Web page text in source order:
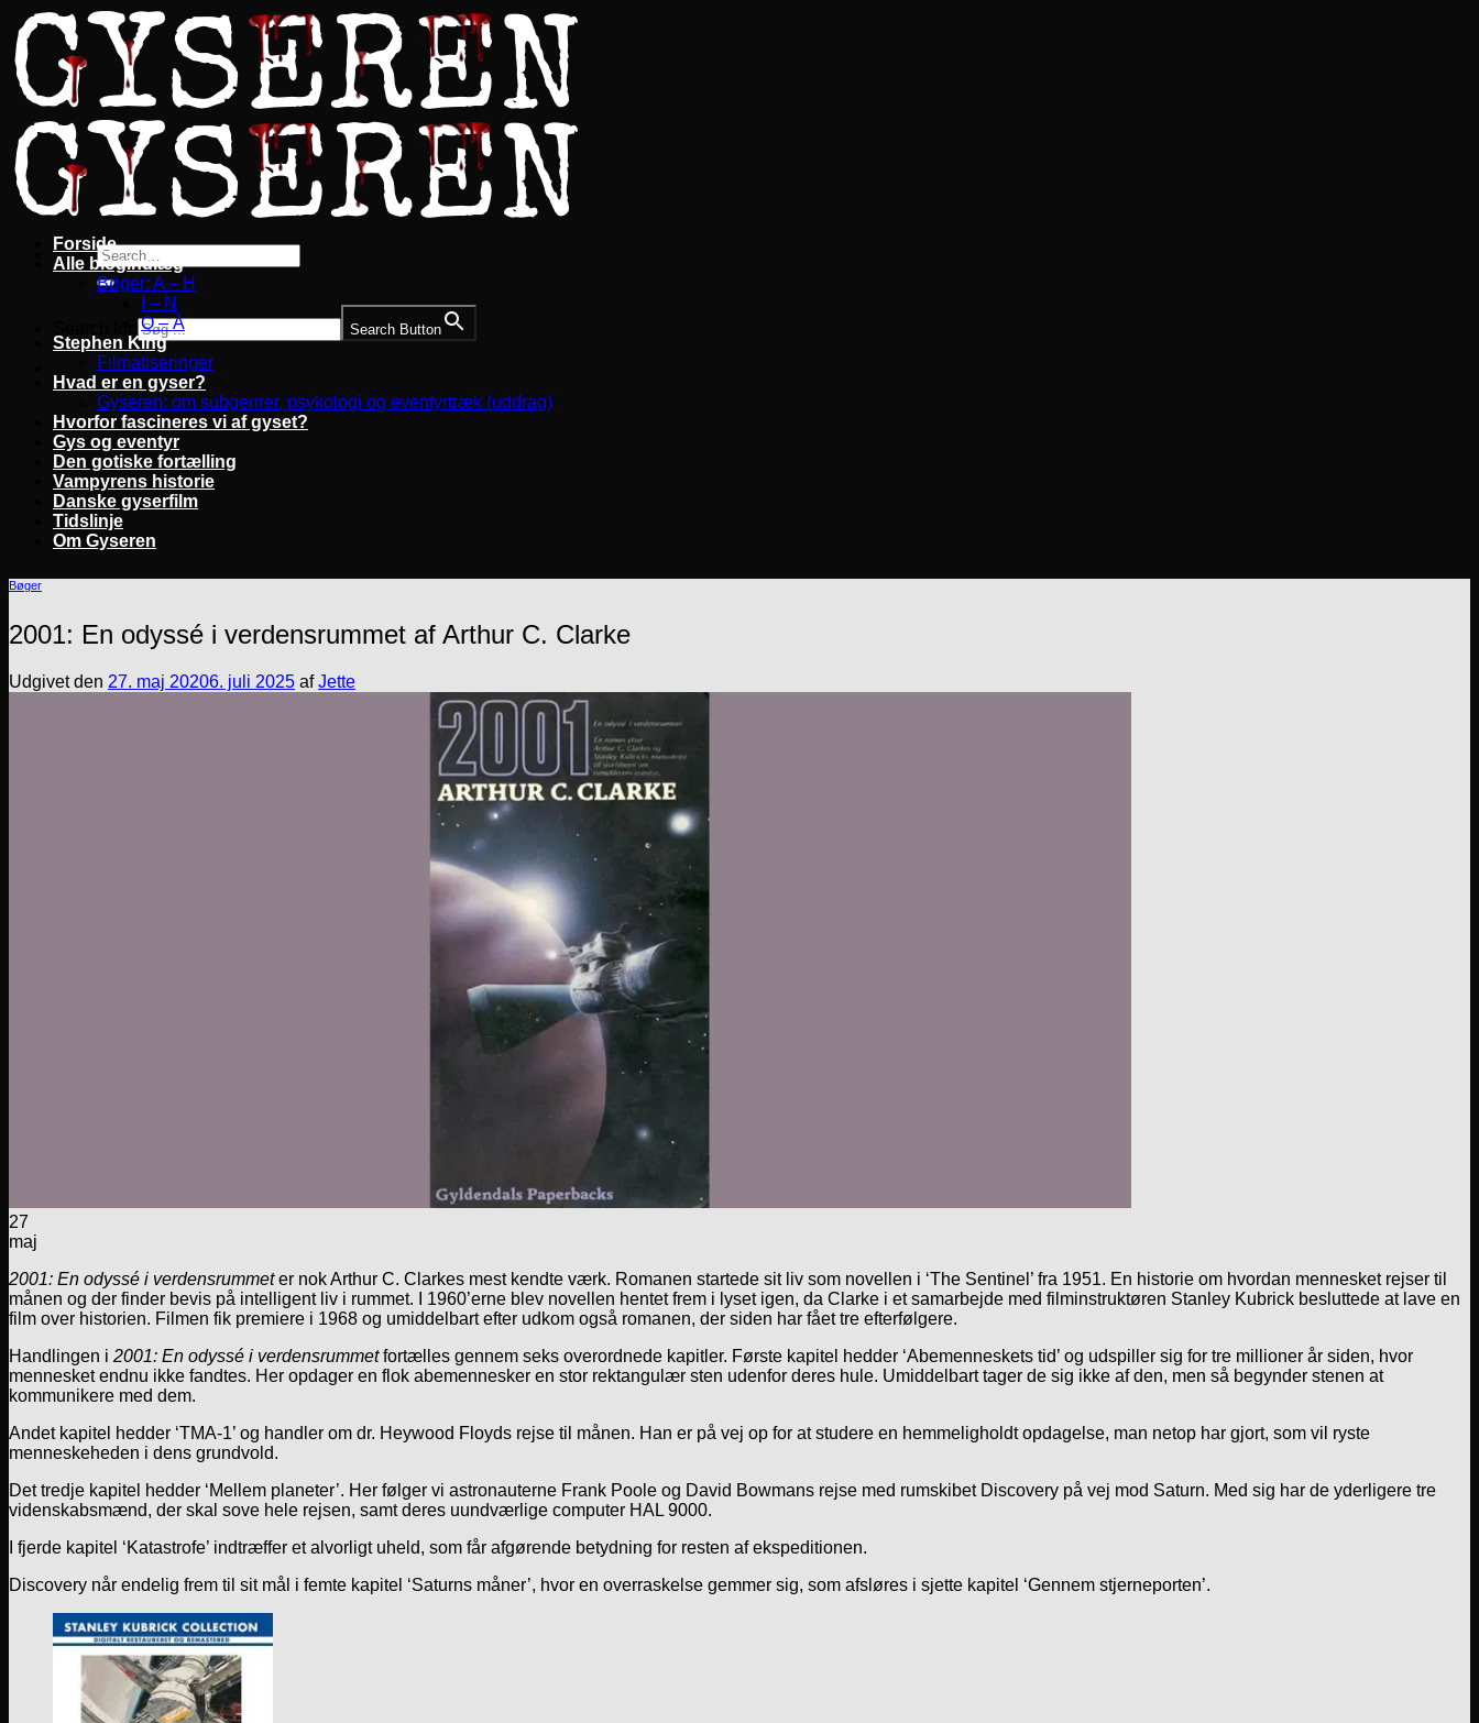
Fortsæt
til
indhold
Search Button
Forside
Alle blogindlæg
Bøger: A – H
I – N
O – Å
Stephen King
Filmatiseringer
Hvad er en gyser?
Gyseren: om subgenrer, psykologi og eventyrtræk (uddrag)
Hvorfor fascineres vi af gyset?
Gys og eventyr
Den gotiske fortælling
Vampyrens historie
Danske gyserfilm
Tidslinje
Om Gyseren
Bøger
2001: En odyssé i verdensrummet af Arthur C. Clarke
Udgivet den 27. maj 20206. juli 2025 afJette
27
maj
2001: En odyssé i verdensrummeter nok Arthur C. Clarkes mest kendte værk. Romanen startede sit liv som novellen i ‘The Sentinel’ fra 1951. En historie om hvordan mennesket rejser til
månen og der finder bevis på intelligent liv i rummet. I 1960’erne blev novellen hentet frem i lyset igen, da Clarke i et samarbejde med filminstruktøren Stanley Kubrick besluttede at lave en
film over historien. Filmen fik premiere i 1968 og umiddelbart efter udkom også romanen, der siden har fået tre efterfølgere.
Handlingen i 2001: En odyssé i verdensrummetfortælles gennem seks overordnede kapitler. Første kapitel hedder ‘Abemenneskets tid’ og udspiller sig for tre millioner år siden, hvor
mennesket endnu ikke fandtes. Her opdager en flok abemennesker en stor rektangulær sten udenfor deres hule. Umiddelbart tager de sig ikke af den, men så begynder stenen at
kommunikere med dem.
Andet kapitel hedder ‘TMA-1’ og handler om dr. Heywood Floyds rejse til månen. Han er på vej op for at studere en hemmeligholdt opdagelse, man netop har gjort, som vil ryste
menneskeheden i dens grundvold.
Det tredje kapitel hedder ‘Mellem planeter’. Her følger vi astronauterne Frank Poole og David Bowmans rejse med rumskibet Discovery på vej mod Saturn. Med sig har de yderligere tre
videnskabsmænd, der skal sove hele rejsen, samt deres uundværlige computer HAL 9000.
I fjerde kapitel ‘Katastrofe’ indtræffer et alvorligt uheld, som får afgørende betydning for resten af ekspeditionen.
Discovery når endelig frem til sit mål i femte kapitel ‘Saturns måner’, hvor en overraskelse gemmer sig, som afsløres i sjette kapitel ‘Gennem stjerneporten’.